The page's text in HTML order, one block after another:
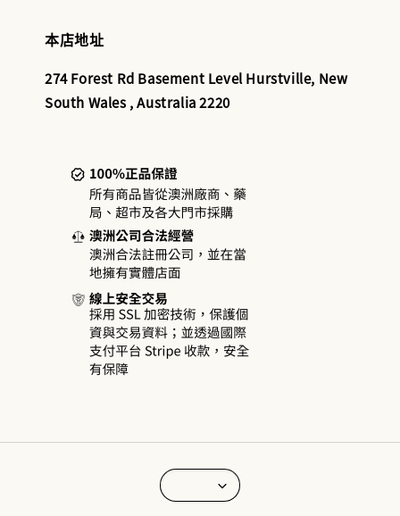
本店地址
274 Forest Rd Basement Level Hurstville, New
South Wales , Australia 2220